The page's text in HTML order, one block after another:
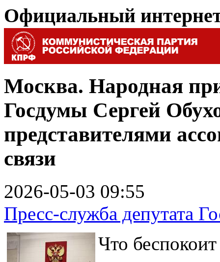
Официальный
Москва. Народная
Госдумы Сергей
представителями
связи
2026-05-03 09:55
Пресс-служба депутата
Что